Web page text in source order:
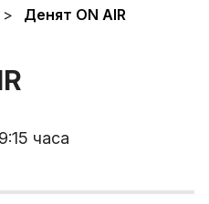
Денят ON AIR
часа